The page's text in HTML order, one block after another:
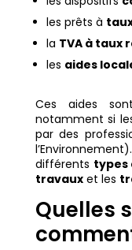
les prêts à
la TVA à taux
les aides
Ces aides
notamment si
par des
différents types
travauxet les
Quelles